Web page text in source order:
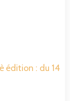
édition : du 14